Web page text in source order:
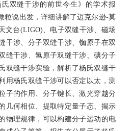
缝干涉的前世今生》的学术报
粒说出发，详细讲解了迈克尔逊-莫
文台(LIGO)、电子双缝干涉、磁场
干涉、分子双缝干涉、铷原子在双
缝干涉、氢原子双缝干涉、碘分子
双缝干涉实验，解析了杨氏双缝干
用杨氏双缝干涉可以否定以太，测
子的作用、分子键长、激光穿越分
几何相位、提取特定量子态、揭示
物理规律，可以构建分子运动的电